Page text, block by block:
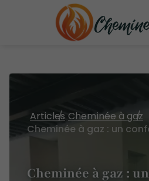
Articles Cheminée à gaz
Cheminée à gaz :